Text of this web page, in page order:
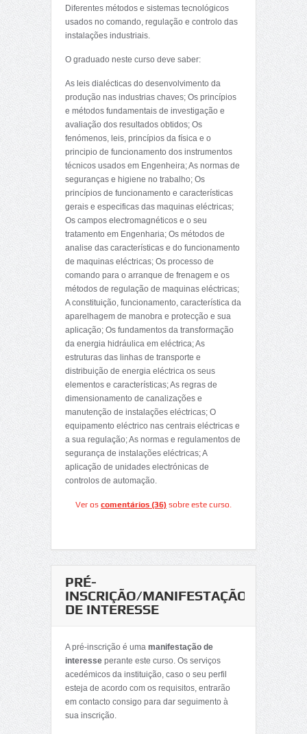
Diferentes métodos e sistemas tecnológicos
usados no comando, regulação e controlo das
instalações industriais.
O graduado neste curso deve saber:
As leis dialécticas do desenvolvimento da
produção nas industrias chaves; Os princípios
e métodos fundamentais de investigação e
avaliação dos resultados obtidos; Os
fenómenos, leis, princípios da física e o
principio de funcionamento dos instrumentos
técnicos usados em Engenheira; As normas de
seguranças e higiene no trabalho; Os
princípios de funcionamento e características
gerais e especificas das maquinas eléctricas;
Os campos electromagnéticos e o seu
tratamento em Engenharia; Os métodos de
analise das características e do funcionamento
de maquinas eléctricas; Os processo de
comando para o arranque de frenagem e os
métodos de regulação de maquinas eléctricas;
A constituição, funcionamento, característica da
aparelhagem de manobra e protecção e sua
aplicação; Os fundamentos da transformação
da energia hidráulica em eléctrica; As
estruturas das linhas de transporte e
distribuição de energia eléctrica os seus
elementos e características; As regras de
dimensionamento de canalizações e
manutenção de instalações eléctricas; O
equipamento eléctrico nas centrais eléctricas e
a sua regulação; As normas e regulamentos de
segurança de instalações eléctricas; A
aplicação de unidades electrónicas de
controlos de automação.
Ver os comentários (36) sobre este curso.
PRÉ-
INSCRIÇÃO/MANIFESTAÇÃO
DE INTERESSE
A pré-inscrição é uma manifestação de
interesse perante este curso. Os serviços
acedémicos da instituição, caso o seu perfil
esteja de acordo com os requisitos, entrarão
em contacto consigo para dar seguimento à
sua inscrição.